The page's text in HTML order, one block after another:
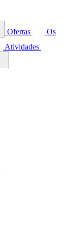
Ofertas
Os
Atividades